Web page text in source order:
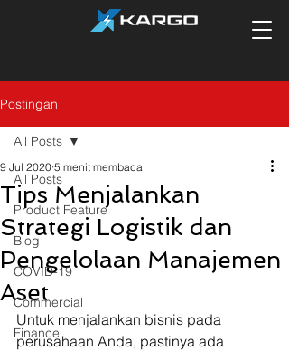
Postingan
All Posts
Product Feature
Blog
COVID-19
Commercial
Finance
All Posts
Tips Menjalankan
Strategi Logistik dan
Pengelolaan Manajemen
Aset
9 Jul 2020 5 menit membaca
Untuk menjalankan bisnis pada
perusahaan Anda, pastinya ada